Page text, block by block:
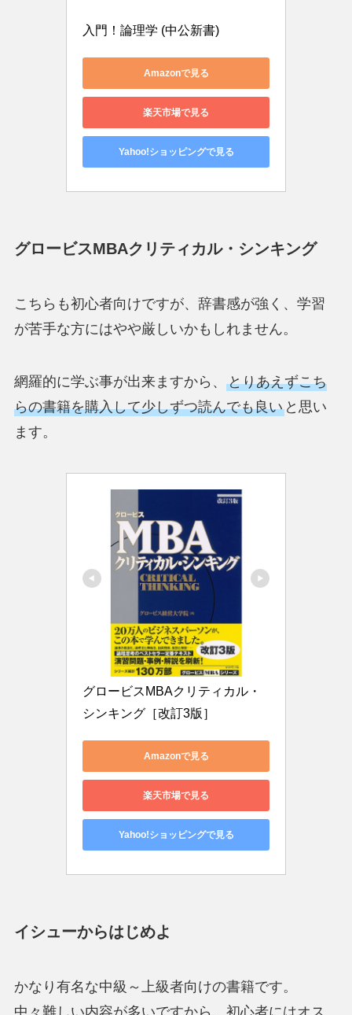
入門！論理学 (中公新書)
Amazonで見る
楽天市場で見る
Yahoo!ショッピングで見る
グロービスMBAクリティカル・シンキング
こちらも初心者向けですが、辞書感が強く、学習
が苦手な方にはやや厳しいかもしれません。
網羅的に学ぶ事が出来ますから、 とりあえずこち
らの書籍を購入して少しずつ読んでも良いと思い
ます。
グロービスMBAクリティカル・
シンキング［改訂3版］
Amazonで見る
楽天市場で見る
Yahoo!ショッピングで見る
イシューからはじめよ
かなり有名な中級～上級者向けの書籍です。
中々難しい内容が多いですから、初心者にはオス